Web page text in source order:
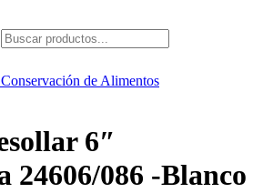
de Alimentos
6″
24606/086 -Blanco